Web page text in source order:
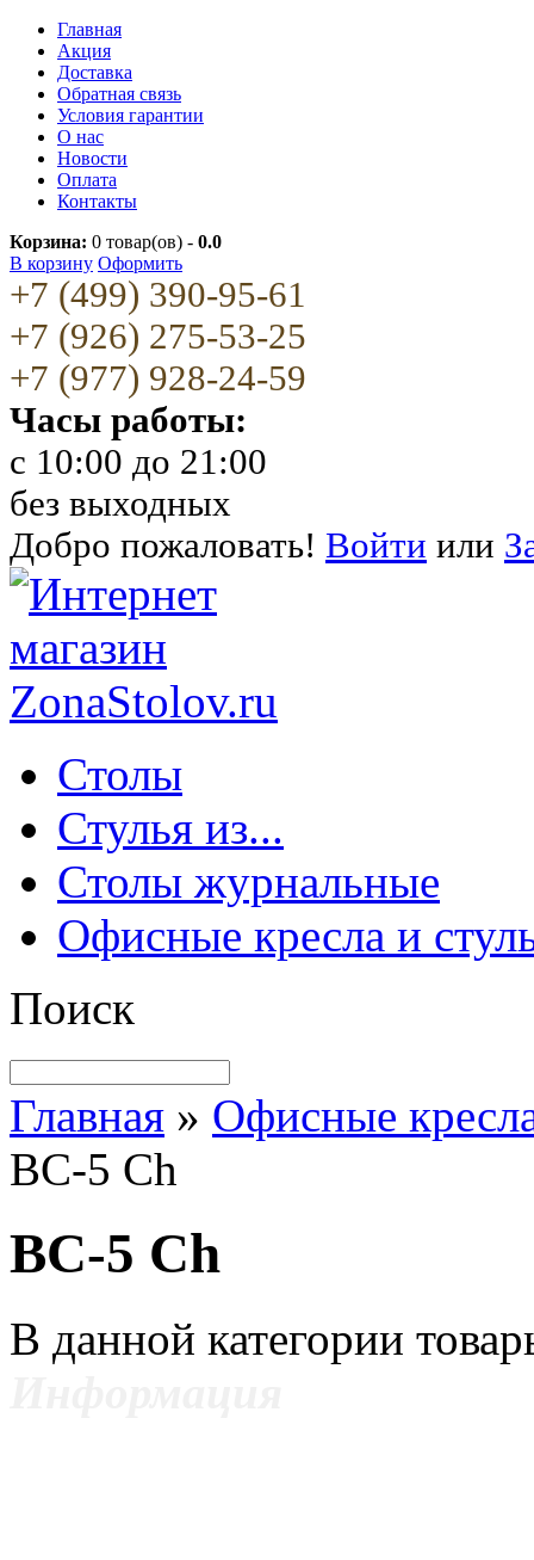
Главная
Акция
Доставка
Обратная связь
Условия гарантии
О нас
Новости
Оплата
Контакты
Корзина: 0 товар(ов) - 0.0
В корзину Оформить
+7 (499) 390-95-61
+7 (926) 275-53-25
+7 (977) 928-24-59
Часы работы:
c 10:00 до 21:00
без выходных
Добро пожаловать! Войти или
Столы
Стулья из...
Столы журнальные
Офисные кресла и
Поиск
Главная » Офисные
BC-5 Ch
BC-5 Ch
В данной категории